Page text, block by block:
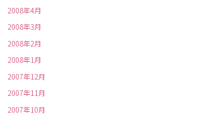
2008年4月
2008年3月
2008年2月
2008年1月
2007年12月
2007年11月
2007年10月